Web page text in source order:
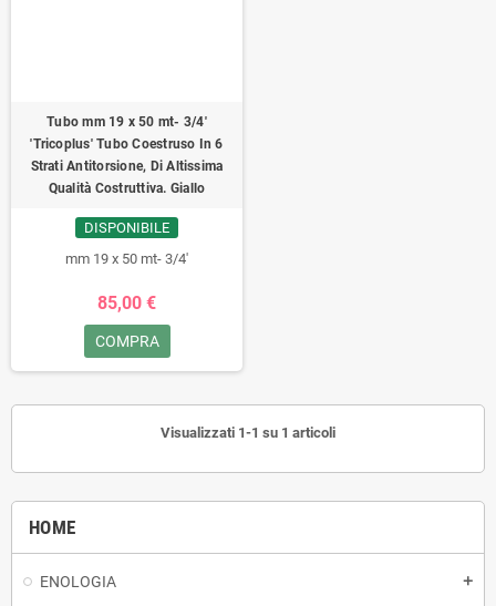
HOME
ENOLOGIA add
Tubo ‎mm 19 x 50 mt- 3/4'
'Tricoplus' Tubo Coestruso In 6
Strati Antitorsione, Di Altissima
Qualità Costruttiva. Giallo
DISPONIBILE
‎mm 19 x 50 mt- 3/4'
85,00 €
COMPRA
Visualizzati 1-1 su 1 articoli